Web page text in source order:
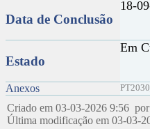
Data de Conclusão
18-
Estado
Em
Anexos
Criado em 03-03-2026 9:56
Última modificação em 03-03-